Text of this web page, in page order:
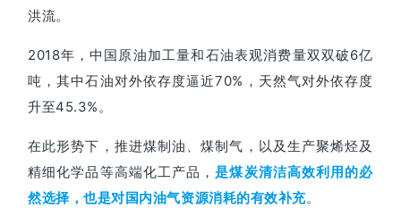
洪流。
2018年，中国原油加工量和石油表观消费量双双破6亿
吨，其中石油对外依存度逼近70%，天然气对外依存度
升至45.3%。
在此形势下，推进煤制油、煤制气，以及生产聚烯烃及
精细化学品等高端化工产品，是煤炭清洁高效利用的必
然选择，也是对国内油气资源消耗的有效补充。